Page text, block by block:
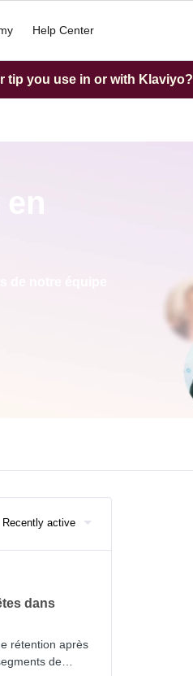
Help Center
tip you use in or with Klaviyo?
Recently active
dans
rétention après
de